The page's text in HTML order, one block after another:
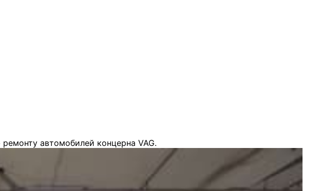
автомобилей концерна VAG.